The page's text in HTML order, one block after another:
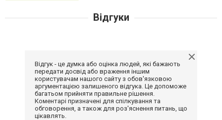
Відгуки
Відгук - це думка або оцінка людей, які бажають
передати досвід або враження іншим
користувачам нашого сайту з обов'язковою
аргументацією залишеного відгука. Це допоможе
багатьом прийняти правильне рішення.
Коментарі призначені для спілкування та
обговорення, а також для роз'яснення питань, що
цікавлять.